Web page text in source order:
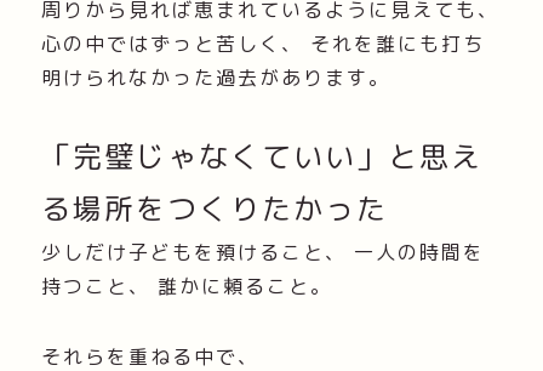
周りから見れば恵まれているように見えても、
心の中ではずっと苦しく、 それを誰にも打ち
明けられなかった過去があります。
「完璧じゃなくていい」と思え
る場所をつくりたかった
少しだけ子どもを預けること、 一人の時間を
持つこと、 誰かに頼ること。
それらを重ねる中で、